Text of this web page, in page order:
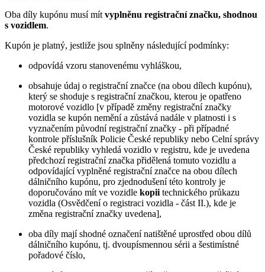
Oba díly kupónu musí mít vyplněnu registrační značku, shodnou
s vozidlem.
Kupón je platný, jestliže jsou splněny následující podmínky:
odpovídá vzoru stanovenému vyhláškou,
obsahuje údaj o registrační značce (na obou dílech kupónu),
který se shoduje s registrační značkou, kterou je opatřeno
motorové vozidlo [v případě změny registrační značky
vozidla se kupón nemění a zůstává nadále v platnosti i s
vyznačením původní registrační značky - při případné
kontrole příslušník Policie České republiky nebo Celní správy
České republiky vyhledá vozidlo v registru, kde je uvedena
předchozí registrační značka přidělená tomuto vozidlu a
odpovídající vyplněné registrační značce na obou dílech
dálničního kupónu, pro zjednodušení této kontroly je
doporučováno mít ve vozidle kopii technického průkazu
vozidla (Osvědčení o registraci vozidla - část II.), kde je
změna registrační značky uvedena],
oba díly mají shodné označení natištěné uprostřed obou dílů
dálničního kupónu, tj. dvoupísmennou sérii a šestimístné
pořadové číslo,